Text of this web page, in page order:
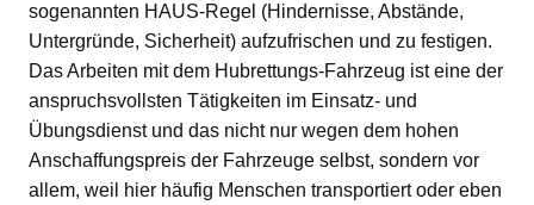
sogenannten HAUS-Regel (Hindernisse, Abstände,
Untergründe, Sicherheit) aufzufrischen und zu festigen.
Das Arbeiten mit dem Hubrettungs-Fahrzeug ist eine der
anspruchsvollsten Tätigkeiten im Einsatz- und
Übungsdienst und das nicht nur wegen dem hohen
Anschaffungspreis der Fahrzeuge selbst, sondern vor
allem, weil hier häufig Menschen transportiert oder eben